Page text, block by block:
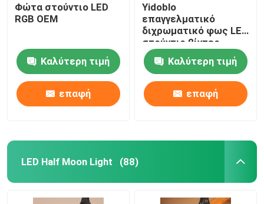
Φώτα στούντιο LED
RGB OEM
Καλύτερη τιμή
επαφή
Yidoblo
επαγγελματικό
διχρωματικό φως LED
στούντιο βίντεο
φωτισμός
κινηματογράφησης
φωτιστικό
εξοπλισμό
φωτογραφικό φως με
Καλύτερη τιμή
επαφή
LED Half Moon Light (88)